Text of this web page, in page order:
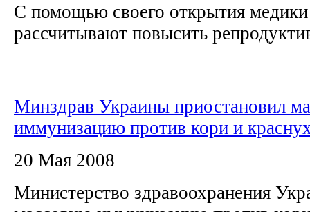
С помощью своего открытия
рассчитывают повысить
Минздрав Украины приостановил
иммунизацию против кори и
20 Мая 2008
Министерство здравоохранения